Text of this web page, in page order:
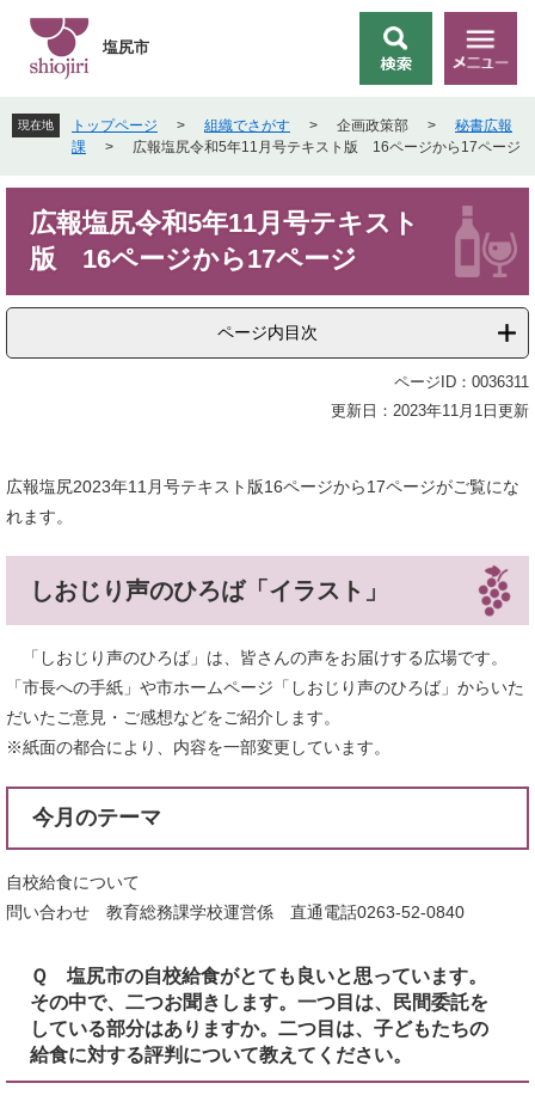
先
頭
す
を
飛
し
索
メ
ニ
ー
塩尻市
現在地 トップページ > 組織でさがす > 企画政策部 >
秘書広報
課
> 広報塩尻令和5年11月号テキスト版 16ページから17ページ
広報塩尻令和5年11月号テキスト
版 16ページから17ページ
ページ内目次
ページID：0036311
更新日：2023年11月1日更新
広報塩尻2023年11月号テキスト版16ページから17ページがご覧にな
れます。
しおじり声のひろば「イラスト」
「しおじり声のひろば」は、皆さんの声をお届けする広場です。
「市長への手紙」や市ホームページ「しおじり声のひろば」からいた
だいたご意見・ご感想などをご紹介します。
※紙面の都合により、内容を一部変更しています。
今月のテーマ
自校給食について
問い合わせ 教育総務課学校運営係 直通電話0263-52-0840
Ｑ 塩尻市の自校給食がとても良いと思っています。
その中で、二つお聞きします。一つ目は、民間委託を
している部分はありますか。二つ目は、子どもたちの
給食に対する評判について教えてください。